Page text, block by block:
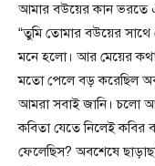
আমার বউয়ের কান ভরতে
“তুমি তোমার বউয়ের
মনে হলো। আর মেয়ের
মতো পেলে বড় করেছিল
আমরা সবাই জানি। চলো
কবিতা যেতে নিলেই
ফেলেছিস? অবশেষে